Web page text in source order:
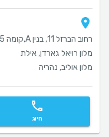
רחוב הברזל 11, בנין A,קומה 5, תל אביב
מלון רויאל גארדן, אילת
מלון אוליב, נהריה
חיוג